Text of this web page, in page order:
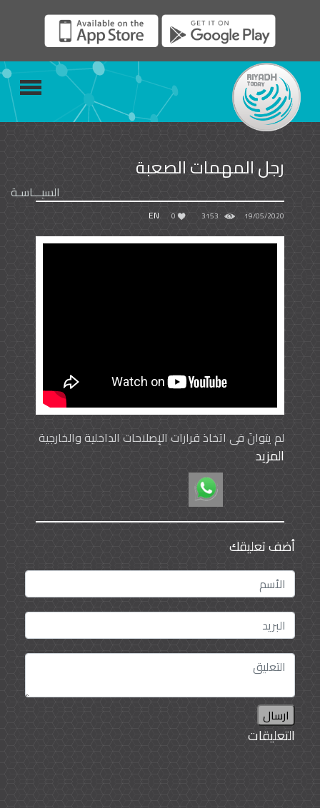
رجل المهمات الصعبة
السيـــاسـة
19/05/2020
3153
0
EN
لم يتوانَ في اتخاذ قرارات الإصلاحات الداخلية والخارجية
المزيد
أضف تعليقك
ارسال
التعليقات